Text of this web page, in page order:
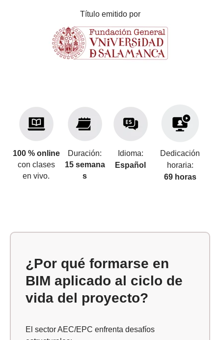
Título emitido por
100 % online
con clases
en vivo.
Duración:
15 semana
s
Idioma:
Español
Dedicación
horaria:
69 horas
¿Por qué formarse en
BIM aplicado al ciclo de
vida del proyecto?
El sector AEC/EPC enfrenta desafíos